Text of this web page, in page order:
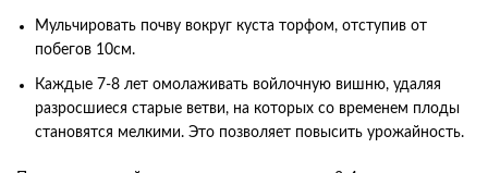
Мульчировать почву вокруг куста торфом, отступив от
побегов 10см.
Каждые 7-8 лет омолаживать войлочную вишню, удаляя
разросшиеся старые ветви, на которых со временем плоды
становятся мелкими. Это позволяет повысить урожайность.